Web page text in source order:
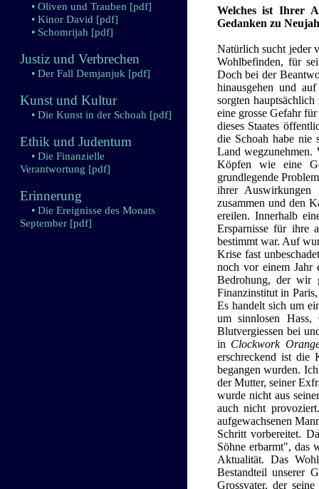
• Oliven und Trauben [pdf]
• Kinor David [pdf]
• Schomrijah [pdf]
Justiz und Verbrechen
• Der Fall Demjanjuk [pdf]
Kunst und Kultur
• Die Kunst in der Schoah [pdf]
Ethik und Judentum
• Die Finanzielle
Verantwortung [pdf]
Erinnerung
• Die Ereignisse des Monats
September [pdf]
Welches ist Ihrer
Gedanken zu
Natürlich sucht jeder
Wohlbefinden, für
Doch bei der
hinausgehen und
sorgten
eine grosse Gefahr
dieses Staates
die Schoah habe nie
Land wegzunehmen.
Köpfen wie eine
grundlegende
ihrer Auswirkungen
zusammen und den
ereilen. Innerhalb
Ersparnisse für ihre
bestimmt war. Auf
Krise fast
noch vor einem Jahr
Bedrohung, der wir
Finanzinstitut in
Es handelt sich um
um sinnlosen
Blutvergiessen bei
in Clockwork
erschreckend ist die
begangen wurden.
der Mutter, seiner
wurde nicht aus
auch nicht
aufgewachsenen
Schritt vorbereitet.
Söhne erbarmt", das
Aktualität. Das
Bestandteil unserer
Grossvater, der